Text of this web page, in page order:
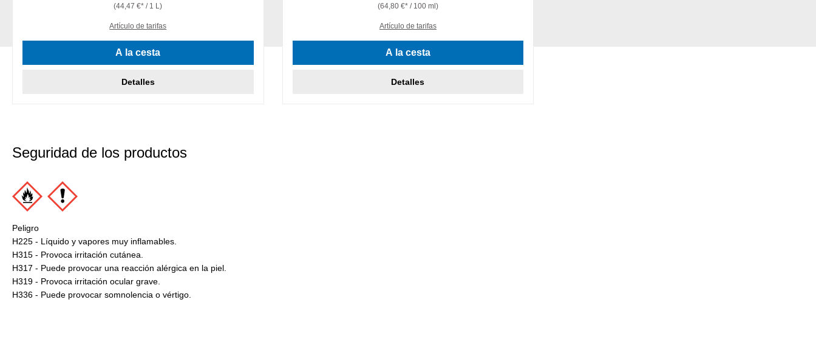
(44,47 €* / 1 L)
Artículo de tarifas
A la cesta
Detalles
(64,80 €* / 100 ml)
Artículo de tarifas
A la cesta
Detalles
Seguridad de los productos
Peligro
H225 - Líquido y vapores muy inflamables.
H315 - Provoca irritación cutánea.
H317 - Puede provocar una reacción alérgica en la piel.
H319 - Provoca irritación ocular grave.
H336 - Puede provocar somnolencia o vértigo.